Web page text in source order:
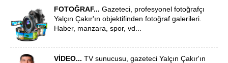
FOTOĞRAF... Gazeteci, profesyonel fotoğrafçı
Yalçın Çakır'ın objektifinden fotoğraf galerileri.
Haber, manzara, spor, vd...
VİDEO... TV sunucusu, gazeteci Yalçın Çakır'ın